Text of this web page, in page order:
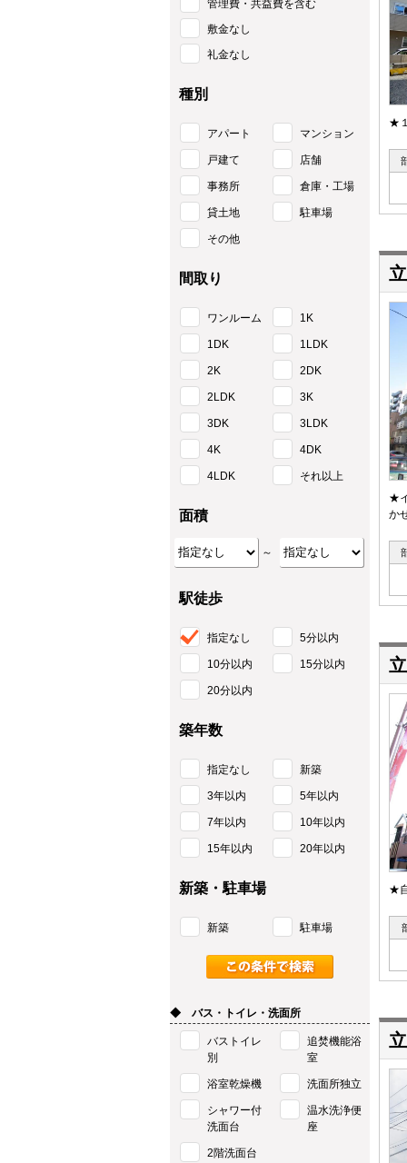
★
★
か
★
管理費・共益費を含む
敷金なし
礼金なし
種別
アパート マンション
戸建て 店舗
事務所 倉庫・工場
貸土地 駐車場
その他
間取り
ワンルーム 1K
1DK 1LDK
2K 2DK
2LDK 3K
3DK 3LDK
4K 4DK
4LDK それ以上
面積
～
駅徒歩
指定なし 5分以内
10分以内 15分以内
20分以内
築年数
指定なし 新築
3年以内 5年以内
7年以内 10年以内
15年以内 20年以内
新築・駐車場
新築 駐車場
◆ バス・トイレ・洗面所
バストイレ
別
追焚機能浴
室
浴室乾燥機 洗面所独立
シャワー付
洗面台
温水洗浄便
座
2階洗面台